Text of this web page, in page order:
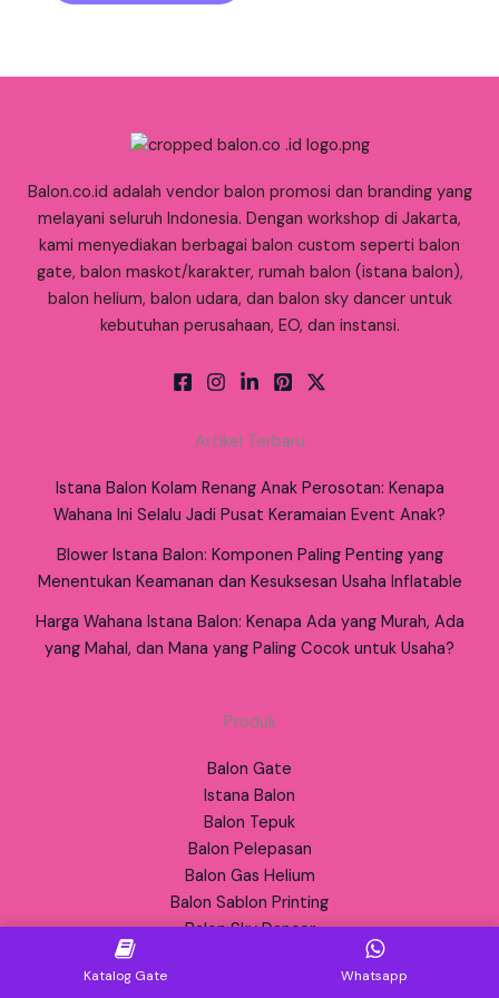
Balon.co.id adalah vendor balon promosi dan branding yang
melayani seluruh Indonesia. Dengan workshop di Jakarta,
kami menyediakan berbagai balon custom seperti balon
gate, balon maskot/karakter, rumah balon (istana balon),
balon helium, balon udara, dan balon sky dancer untuk
kebutuhan perusahaan, EO, dan instansi.
Artikel Terbaru
Istana Balon Kolam Renang Anak Perosotan: Kenapa
Wahana Ini Selalu Jadi Pusat Keramaian Event Anak?
Blower Istana Balon: Komponen Paling Penting yang
Menentukan Keamanan dan Kesuksesan Usaha Inflatable
Harga Wahana Istana Balon: Kenapa Ada yang Murah, Ada
yang Mahal, dan Mana yang Paling Cocok untuk Usaha?
Produk
Balon Gate
Istana Balon
Balon Tepuk
Balon Pelepasan
Balon Gas Helium
Balon Sablon Printing
Balon Sky Dancer
Katalog Gate Whatsapp